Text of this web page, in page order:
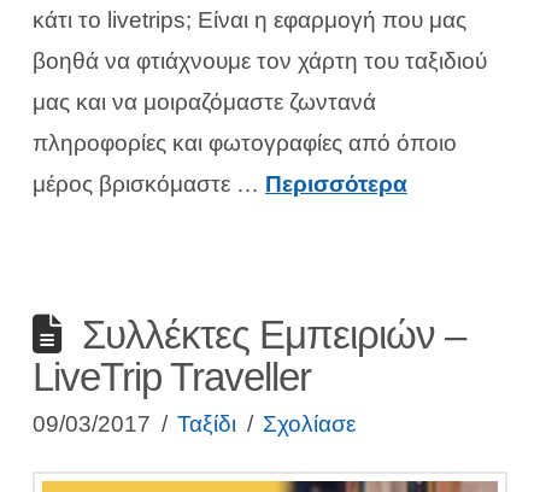
κάτι το livetrips; Είναι η εφαρμογή που μας
βοηθά να φτιάχνουμε τον χάρτη του ταξιδιού
μας και να μοιραζόμαστε ζωντανά
πληροφορίες και φωτογραφίες από όποιο
μέρος βρισκόμαστε … Περισσότερα
Συλλέκτες Εμπειριών –
LiveTrip Traveller
09/03/2017 Ταξίδι Σχολίασε